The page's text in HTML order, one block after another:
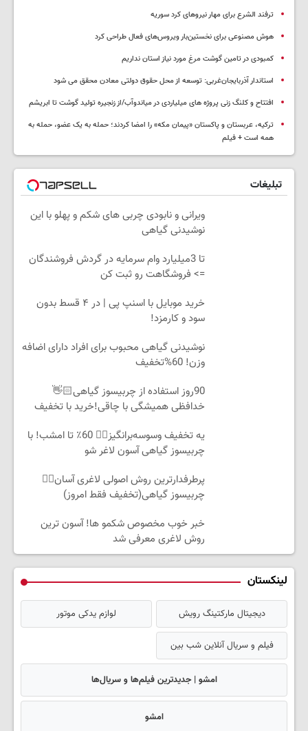
ترفند الشرع برای مهار نیروهای کرد سوریه
هوش مصنوعی برای نخستین‌بار ویروس‌های فعال طراحی کرد
کمبودی در تامین گوشت مرغ مورد نیاز استان نداریم
استاندار آذربایجان‌غربی: توسعه از محل حقوق دولتی معادن محقق می شود
افتتاح و کلنگ زنی پروژه های میلیاردی در میاندوآب/از زنجیره تولید گوشت تا ابریشم
ترکیه، عربستان و پاکستان «پیمان مکه» را امضا کردند؛ حمله به یک عضو، حمله به
همه است + فیلم
تبلیغات
ویرانی و نابودی چربی های شکم و پهلو با این
نوشیدنی گیاهی
تا 3میلیارد وام سرمایه در گردش فروشندگان
=> فروشگاهت رو ثبت کن
خرید موبایل با اسنپ پی | در ۴ قسط بدون
سود و کارمزد!
نوشیدنی گیاهی محبوب برای افراد دارای اضافه
وزن! 60%تخفیف
90روز استفاده از چربیسوز گیاهی👋🏻
خدافظی همیشگی با چاقی!خرید با تخفیف
یه تخفیف وسوسه‌برانگیز👈🏻 60٪ تا امشب! با
چربیسوز گیاهی آسون لاغر شو
پرطرفدارترین روش اصولی لاغری آسان👈🏻
چربیسوز گیاهی(تخفیف فقط امروز)
خبر خوب مخصوص شکمو ها! آسون ترین
روش لاغری معرفی شد
لینکستان
دیجیتال مارکتینگ رویش لوازم یدکی موتور
فیلم و سریال آنلاین شب بین
امشو | جدیدترین فیلم‌ها و سریال‌ها
امشو